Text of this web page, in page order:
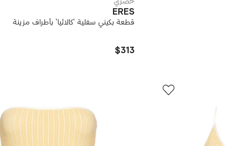
ERES
قطعة بكيني سفلية 'كالاثيا' بأطراف مزينة
$313